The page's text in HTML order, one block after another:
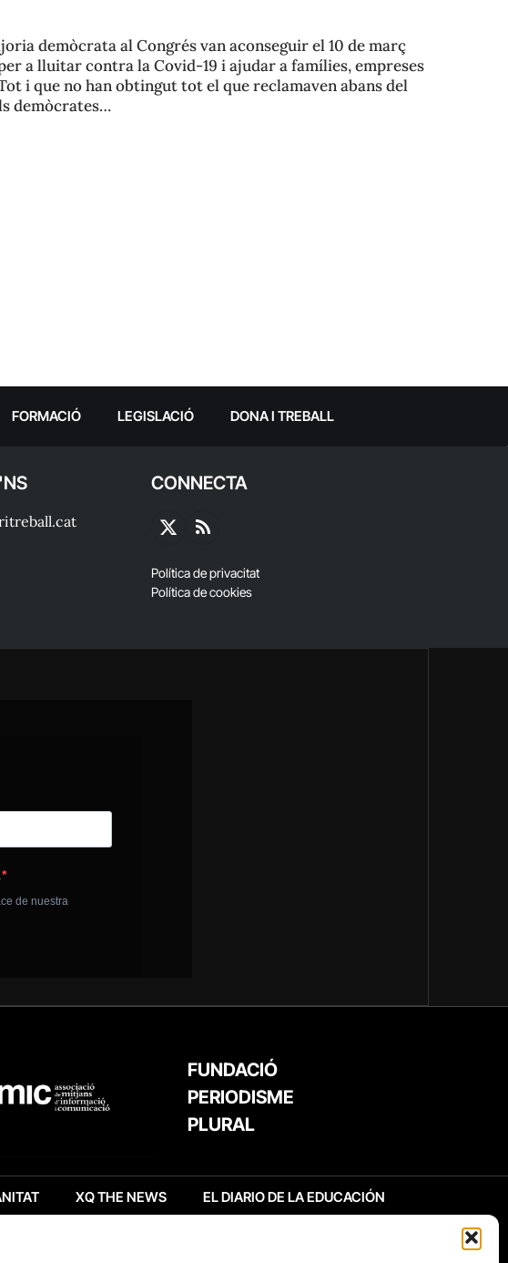
demòcrata al Congrés van aconseguir el 10 de març
a lluitar contra la Covid-19 i ajudar a famílies, empreses
i que no han obtingut tot el que reclamaven abans del
demòcrates…
FORMACIÓ LEGISLACIÓ DONA I TREBALL
CONNECTA
X
RSS
Política de privacitat
Política de cookies
FUNDACIÓ
PERIODISME
PLURAL
XQ THE NEWS EL DIARIO DE LA EDUCACIÓN